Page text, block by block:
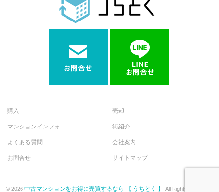
購入 売却
マンションインフォ 街紹介
よくある質問 会社案内
お問合せ サイトマップ
© 2026 中古マンションをお得に売買するなら 【 うちとく 】 All Rights Reserved.